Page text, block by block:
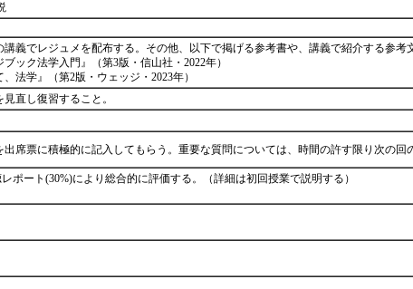
義でレジュメを配布する。その他、以下で掲げる参考書や、講義で紹介する参考
ック法学入門』（第3版・信山社・2022年）
法学』（第2版・ウェッジ・2023年）
直し復習すること。
席票に積極的に記入してもらう。重要な質問については、時間の許す限り次の回
ポート(30%)により総合的に評価する。（詳細は初回授業で説明する）